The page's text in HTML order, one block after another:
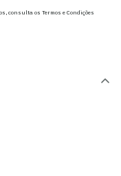
consulta os Termos e Condições